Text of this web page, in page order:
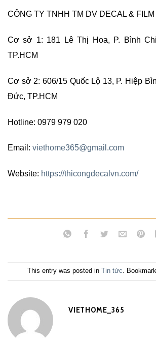
CÔNG TY TNHH TM DV DECAL &
Cơ sở 1: 181 Lê Thị Hoa, P. Bình
TP.HCM
Cơ sở 2: 606/15 Quốc Lộ 13, P. Hiệp
Đức, TP.HCM
Hotline: 0979 979 020
Email: viethome365@gmail.com
Website: https://thicongdecalvn.com/
This entry was posted in Tin tức.
VIETHOME_365